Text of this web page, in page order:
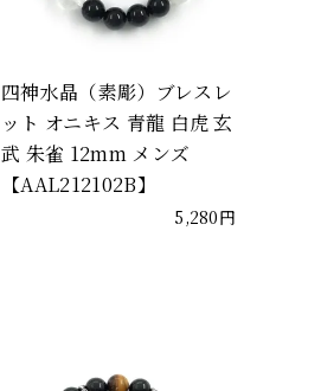
四神水晶（素彫）ブレスレ
ット オニキス 青龍 白虎 玄
武 朱雀 12mm メンズ
【AAL212102B】
5,280円